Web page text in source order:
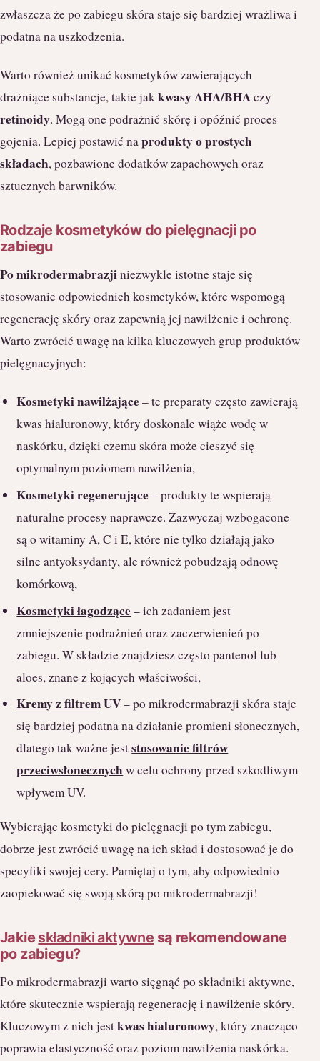
zwłaszcza że po zabiegu skóra staje się bardziej wrażliwa i
podatna na uszkodzenia.
Warto również unikać kosmetyków zawierających
drażniące substancje, takie jakkwasy AHA/BHAczy
retinoidy. Mogą one podrażnić skórę i opóźnić proces
gojenia. Lepiej postawić naprodukty o prostych
składach, pozbawione dodatków zapachowych oraz
sztucznych barwników.
Rodzaje kosmetyków do pielęgnacji po
zabiegu
Po mikrodermabrazjiniezwykle istotne staje się
stosowanie odpowiednich kosmetyków, które wspomogą
regenerację skóry oraz zapewnią jej nawilżenie i ochronę.
Warto zwrócić uwagę na kilka kluczowych grup produktów
pielęgnacyjnych:
Kosmetyki nawilżające– te preparaty często zawierają
kwas hialuronowy, który doskonale wiąże wodę w
naskórku, dzięki czemu skóra może cieszyć się
optymalnym poziomem nawilżenia,
Kosmetyki regenerujące– produkty te wspierają
naturalne procesy naprawcze. Zazwyczaj wzbogacone
są o witaminy A, C i E, które nie tylko działają jako
silne antyoksydanty, ale również pobudzają odnowę
komórkową,
Kosmetyki łagodzące– ich zadaniem jest
zmniejszenie podrażnień oraz zaczerwienień po
zabiegu. W składzie znajdziesz często pantenol lub
aloes, znane z kojących właściwości,
Kremy z filtremUV– po mikrodermabrazji skóra staje
się bardziej podatna na działanie promieni słonecznych,
dlatego tak ważne jeststosowanie filtrów
przeciwsłonecznych w celu ochrony przed szkodliwym
wpływem UV.
Wybierając kosmetyki do pielęgnacji po tym zabiegu,
dobrze jest zwrócić uwagę na ich skład i dostosować je do
specyfiki swojej cery. Pamiętaj o tym, aby odpowiednio
zaopiekować się swoją skórą po mikrodermabrazji!
Jakieskładniki aktywne są rekomendowane
po zabiegu?
Po mikrodermabrazji warto sięgnąć po składniki aktywne,
które skutecznie wspierają regenerację i nawilżenie skóry.
Kluczowym z nich jestkwas hialuronowy, który znacząco
poprawia elastyczność oraz poziom nawilżenia naskórka.